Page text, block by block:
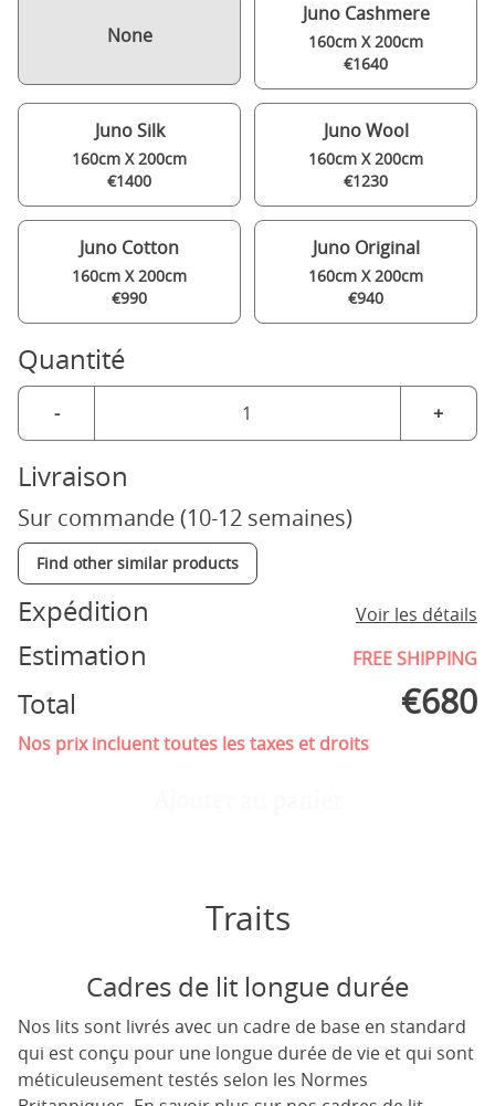
None
Juno Cashmere
160cm X 200cm
€1640
Juno Silk
160cm X 200cm
€1400
Juno Wool
160cm X 200cm
€1230
Juno Cotton
160cm X 200cm
€990
Juno Original
160cm X 200cm
€940
Quantité
- +
Livraison
Sur commande (10-12 semaines)
Find other similar products
Expédition Voir les détails
Estimation FREE SHIPPING
Total €680
Nos prix incluent toutes les taxes et droits
Traits
Cadres de lit longue durée
Nos lits sont livrés avec un cadre de base en standard
qui est conçu pour une longue durée de vie et qui sont
méticuleusement testés selon les Normes